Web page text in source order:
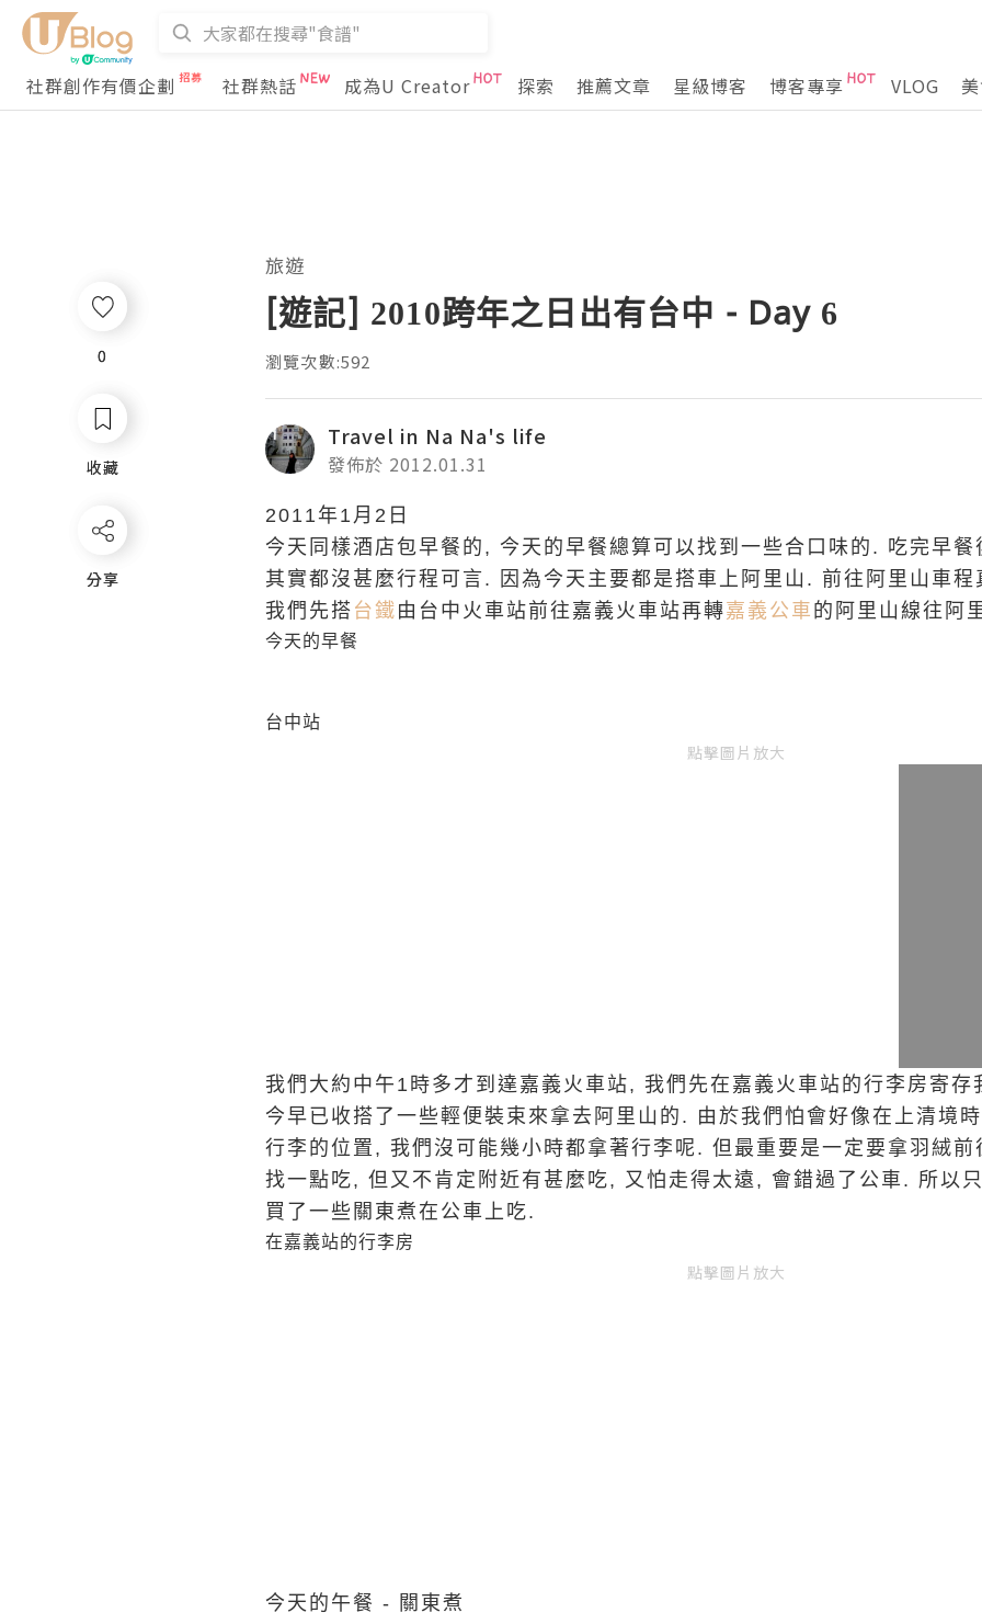
社群創作有價企劃 社群熱話 成為U Creator 探索 推薦文章 星級博客 博客專享 VLOG
0
收藏
分享
旅遊
[遊記] 2010跨年之日出有台中 - Day 6
瀏覽次數:592
Travel in Na Na's life
發佈於 2012.01.31
2011年1月2日
今天同樣酒店包早餐的, 今天的早餐總算可以找到一些合口味的. 吃完早
其實都沒甚麼行程可言. 因為今天主要都是搭車上阿里山. 前往阿里山車
我們先搭 台鐵 由台中火車站前往嘉義火車站再轉嘉義公車 的阿里山線往阿
今天的早餐
台中站
點擊圖片放大
我們大約中午1時多才到達嘉義火車站, 我們先在嘉義火車站的行李房寄
今早已收搭了一些輕便裝束來拿去阿里山的. 由於我們怕會好像在上清境
行李的位置, 我們沒可能幾小時都拿著行李呢. 但最重要是一定要拿羽絨
找一點吃, 但又不肯定附近有甚麼吃, 又怕走得太遠, 會錯過了公車. 所以
買了一些關東煮在公車上吃.
在嘉義站的行李房
點擊圖片放大
今天的午餐 - 關東煮
0
收藏
分享